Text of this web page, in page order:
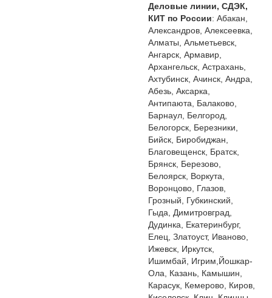
Деловые линии, СДЭК,
КИТ по России: Абакан,
Александров, Алексеевка,
Алматы, Альметьевск,
Ангарск, Армавир,
Архангельск, Астрахань,
Ахтубинск, Ачинск, Андра,
Абезь, Аксарка,
Антипаюта, Балаково,
Барнаул, Белгород,
Белогорск, Березники,
Бийск, Биробиджан,
Благовещенск, Братск,
Брянск, Березово,
Белоярск, Воркута,
Воронцово, Глазов,
Грозный, Губкинский,
Гыда, Димитровград,
Дудинка, Екатеринбург,
Елец, Златоуст, Иваново,
Ижевск, Иркутск,
Ишимбай, Игрим,Йошкар-
Ола, Казань, Камышин,
Карасук, Кемерово, Киров,